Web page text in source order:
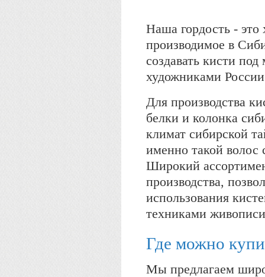
Наша гордость - это
производимое в
создавать кисти
художниками
Для производства
белки и колонка
климат сибирской
именно такой волос
Широкий
производства,
использования
техниками
Где можно
Мы предлагаем